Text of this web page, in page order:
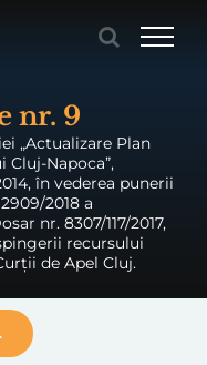
nr. 9
„Actualizare Plan
Napoca”,
în vederea punerii
2018 a
nr. 8307/117/2017,
recursului
de Apel Cluj.